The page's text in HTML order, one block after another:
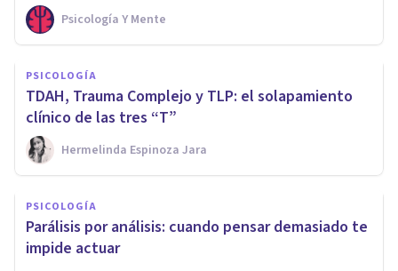
Psicología Y Mente
PSICOLOGÍA
TDAH, Trauma Complejo y TLP: el solapamiento
clínico de las tres “T”
Hermelinda Espinoza Jara
PSICOLOGÍA
Parálisis por análisis: cuando pensar demasiado te
impide actuar